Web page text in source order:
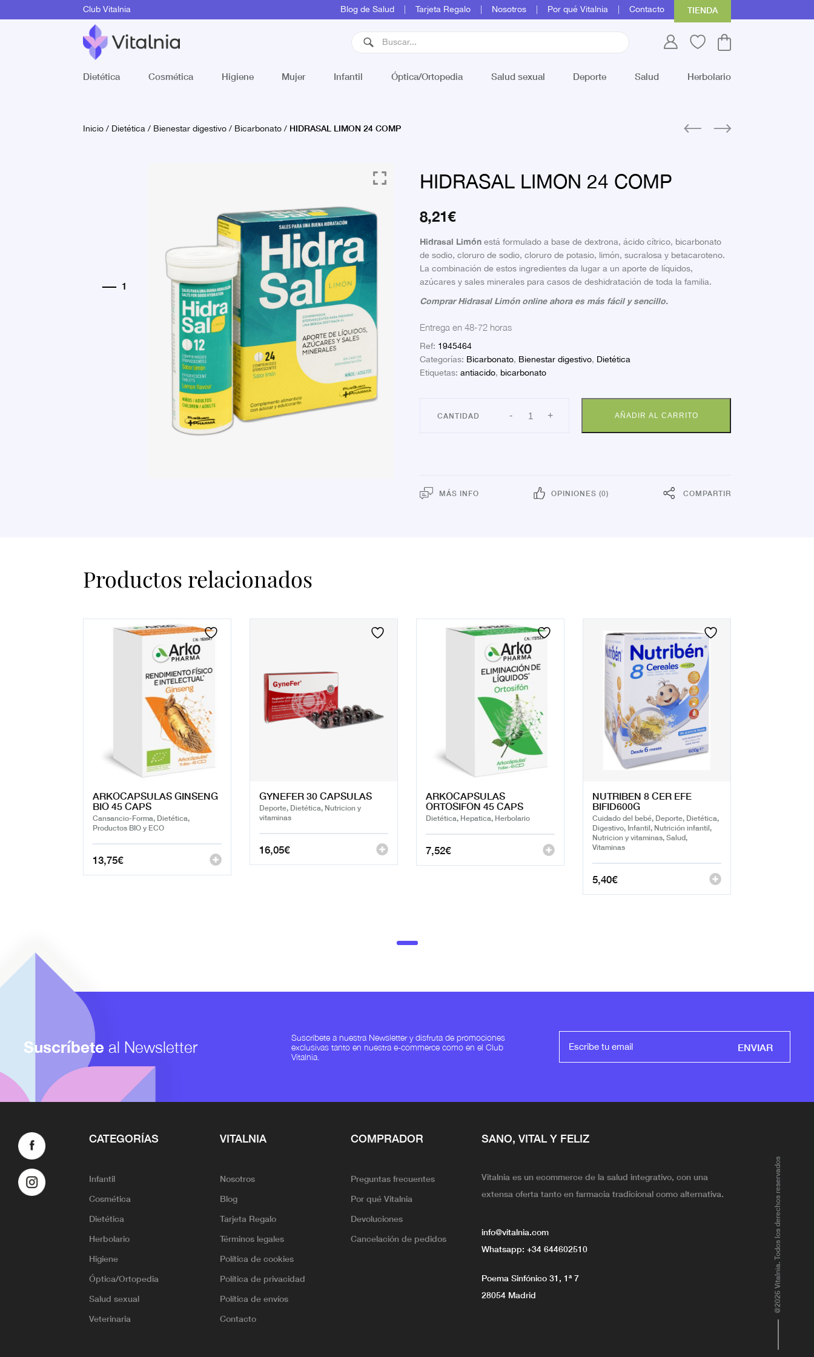
Club Vitalnia Blog de Salud Tarjeta Regalo Nosotros Por qué Vitalnia Contacto TIENDA
Dietética Cosmética Higiene Mujer Infantil Óptica/Ortopedia Salud sexual Deporte Salud Herbolario
Inicio/ Dietética/ Bienestar digestivo/ Bicarbonato/ HIDRASAL LIMON 24 COMP
HIDRASAL LIMON 24 COMP
8,21€
Hidrasal Limónestá formulado a base de dextrona, ácido cítrico, bicarbonato
de sodio, cloruro de sodio, cloruro de potasio, limón, sucralosa y betacaroteno.
La combinación de estos ingredientes da lugar a un aporte de líquidos,
azúcares y sales minerales para casos de deshidratación de toda la familia.
Comprar Hidrasal Limón online ahora es más fácil y sencillo.
Entrega en 48-72 horas
Ref: 1945464
Categorías: Bicarbonato, Bienestar digestivo, Dietética
Etiquetas:antiacido, bicarbonato
- HIDRASAL
LIMON+ AÑADIR AL CARRITO
MÁS INFO OPINIONES (0) COMPARTIR
Productos relacionados
ARKOCAPSULAS GINSENG
BIO 45 CAPS
Cansancio-Forma, Dietética,
Productos BIO y ECO
13,75€
GYNEFER 30 CAPSULAS
Deporte, Dietética, Nutricion y
vitaminas
16,05€
ARKOCAPSULAS
ORTOSIFON 45 CAPS
Dietética, Hepatica, Herbolario
7,52€
NUTRIBEN 8 CER EFE
BIFID600G
Cuidado del bebé, Deporte, Dietética,
Digestivo, Infantil, Nutrición infantil,
Nutricion y vitaminas, Salud,
Vitaminas
5,40€
Suscríbete al Newsletter
Suscríbete a nuestra Newsletter y disfruta de promociones
exclusivas tanto en nuestra e-commerce como en el Club
Vitalnia.
ENVIAR
CATEGORÍAS
Infantil
Cosmética
Dietética
Herbolario
Higiene
Óptica/Ortopedia
Salud sexual
Veterinaria
VITALNIA
Nosotros
Blog
Tarjeta Regalo
Términos legales
Política de cookies
Política de privacidad
Política de envíos
Contacto
COMPRADOR
Preguntas frecuentes
Por qué Vitalnia
Devoluciones
Cancelación de pedidos
SANO, VITAL Y FELIZ
Vitalnia es un ecommerce de la salud integrativo, con una
extensa oferta tanto en farmacia tradicional como alternativa.
info@vitalnia.com
Whatsapp: +34 644602510
Poema Sinfónico 31, 1ª 7
28054 Madrid
@2026 Vitalnia. Todos los derechos reservados